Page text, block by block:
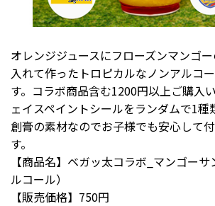
オレンジジュースにフローズンマンゴ
入れて作ったトロピカルなノンアルコ
す。コラボ商品含む1200円以上ご購入
ェイスペイントシールをランダムで1種
創膏の素材なのでお子様でも安心して
す。
【商品名】ベガッ太コラボ_マンゴー
ルコール）
【販売価格】750円